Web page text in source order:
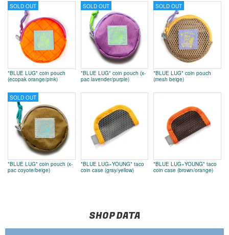
SOLD OUT
*BLUE LUG* coin pouch
(ecopak orange/pink)
SOLD OUT
*BLUE LUG* coin pouch (x-
pac lavender/purple)
SOLD OUT
*BLUE LUG* coin pouch
(mesh beige)
SOLD OUT
*BLUE LUG* coin pouch (x-
pac coyote/beige)
*BLUE LUG×YOUNG* taco
coin case (gray/yellow)
*BLUE LUG×YOUNG* taco
coin case (brown/orange)
SHOP DATA